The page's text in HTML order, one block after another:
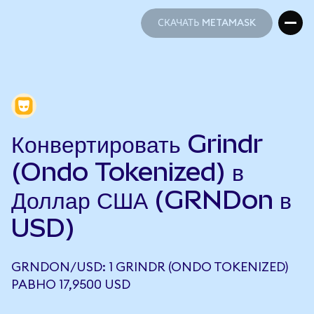
СКАЧАТЬ METAMASK
Конвертировать Grindr
(Ondo Tokenized) в
Доллар США (GRNDon в
USD)
GRNDON/USD: 1 GRINDR (ONDO TOKENIZED)
РАВНО 17,9500 USD